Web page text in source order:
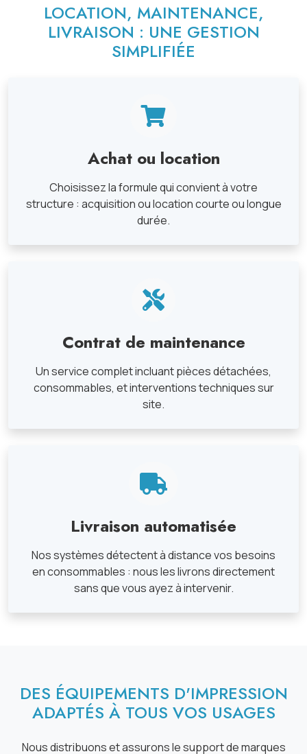
LOCATION, MAINTENANCE,
LIVRAISON : UNE GESTION
SIMPLIFIÉE
Achat ou location
Choisissez la formule qui convient à votre
structure : acquisition ou location courte ou longue
durée.
Contrat de maintenance
Un service complet incluant pièces détachées,
consommables, et interventions techniques sur
site.
Livraison automatisée
Nos systèmes détectent à distance vos besoins
en consommables : nous les livrons directement
sans que vous ayez à intervenir.
DES ÉQUIPEMENTS D'IMPRESSION
ADAPTÉS À TOUS VOS USAGES
Nous distribuons et assurons le support de marques